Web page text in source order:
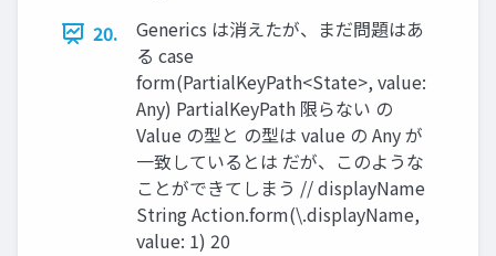
20.
Generics は消えたが、まだ問題はあ
る case
form(PartialKeyPath<State>, value:
Any) PartialKeyPath 限らない の
Value の型と の型は value の Any が
⼀致しているとは だが、このような
ことができてしまう // displayName
String Action.form(\.displayName,
value: 1) 20